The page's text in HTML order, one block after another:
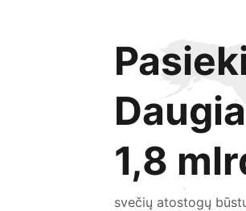
1,8
svečių atostogų